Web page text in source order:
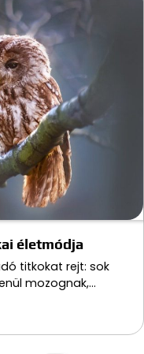
életmódja
titkokat rejt: sok
mozognak,…